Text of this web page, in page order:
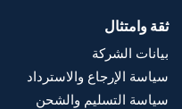
ثقة وامتثال
بيانات الشركة
سياسة الإرجاع والاسترداد
سياسة التسليم والشحن